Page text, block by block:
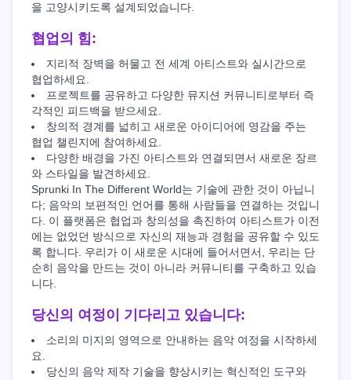
을 고양시키도록 설계되었습니다.
협업의 힘:
지리적 장벽을 허물고 전 세계 아티스트와 실시간으로
협업하세요.
프로젝트를 공유하고 다양한 뮤지션 커뮤니티로부터 즉
각적인 피드백을 받으세요.
창의적 경계를 넓히고 새로운 아이디어에 영감을 주는
협업 챌린지에 참여하세요.
다양한 배경을 가진 아티스트와 연결되면서 새로운 장르
와 스타일을 발견하세요.
Sprunki In The Different World는 기술에 관한 것이 아닙니
다; 음악의 보편적인 언어를 통해 사람들을 연결하는 것입니
다. 이 플랫폼은 협업과 창의성을 촉진하여 아티스트가 이전
에는 없었던 방식으로 자신의 재능과 경험을 공유할 수 있도
록 합니다. 우리가 이 새로운 시대에 들어서면서, 우리는 단
순히 음악을 만드는 것이 아니라 커뮤니티를 구축하고 있습
니다.
당신의 여정이 기다리고 있습니다:
소리의 미지의 영역으로 안내하는 음악 여정을 시작하세
요.
당신의 음악 제작 기술을 향상시키는 혁신적인 도구와